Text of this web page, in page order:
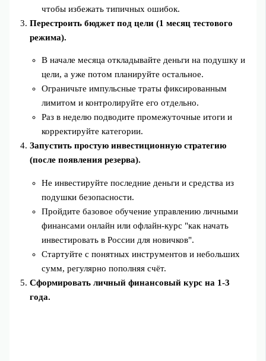
чтобы избежать типичных ошибок.
Перестроить бюджет под цели (1 месяц тестового
режима).
В начале месяца откладывайте деньги на подушку и
цели, а уже потом планируйте остальное.
Ограничьте импульсные траты фиксированным
лимитом и контролируйте его отдельно.
Раз в неделю подводите промежуточные итоги и
корректируйте категории.
Запустить простую инвестиционную стратегию
(после появления резерва).
Не инвестируйте последние деньги и средства из
подушки безопасности.
Пройдите базовое обучение управлению личными
финансами онлайн или офлайн‑курс "как начать
инвестировать в России для новичков".
Стартуйте с понятных инструментов и небольших
сумм, регулярно пополняя счёт.
Сформировать личный финансовый курс на 1-3
года.